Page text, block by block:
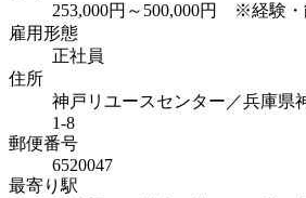
253,000円～500,000円 ※経験・
雇用形態
正社員
住所
神戸リユースセンター／兵庫県
1-8
郵便番号
6520047
最寄り駅